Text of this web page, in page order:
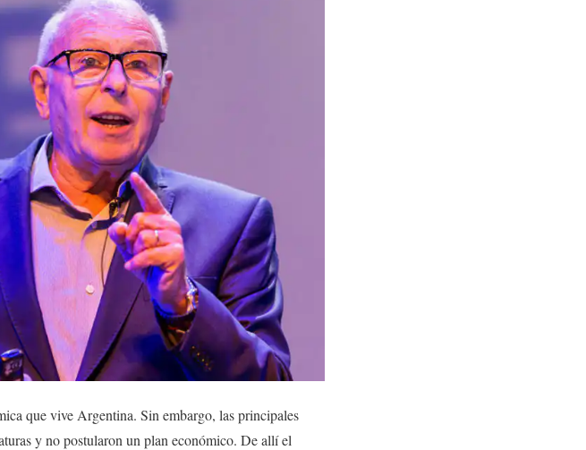
que vive Argentina. Sin embargo, las principales
y no postularon un plan económico. De allí el